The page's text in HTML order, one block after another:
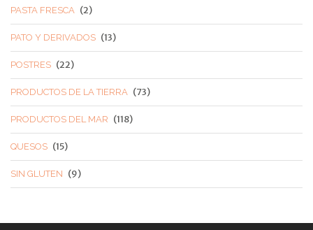
PASTA FRESCA (2)
PATO Y DERIVADOS (13)
POSTRES (22)
PRODUCTOS DE LA TIERRA (73)
PRODUCTOS DEL MAR (118)
QUESOS (15)
SIN GLUTEN (9)